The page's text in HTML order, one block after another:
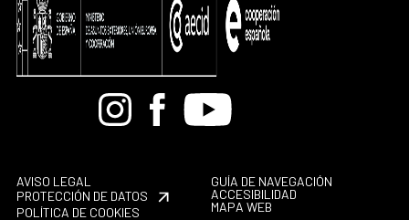
BandcampInstagramFacebook
Youtube
AVISO LEGAL
PROTECCIÓN DE DATOS
POLÍTICA DE COOKIES
GUÍA DE NAVEGACIÓN
ACCESIBILIDAD
MAPA WEB